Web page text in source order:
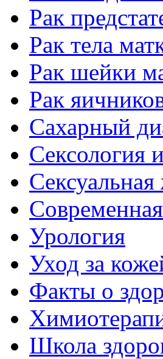
Рак
Рак тела
Рак шейки
Рак
Сахарный
Сексология
Урология
Уход за
Факты о
Школа